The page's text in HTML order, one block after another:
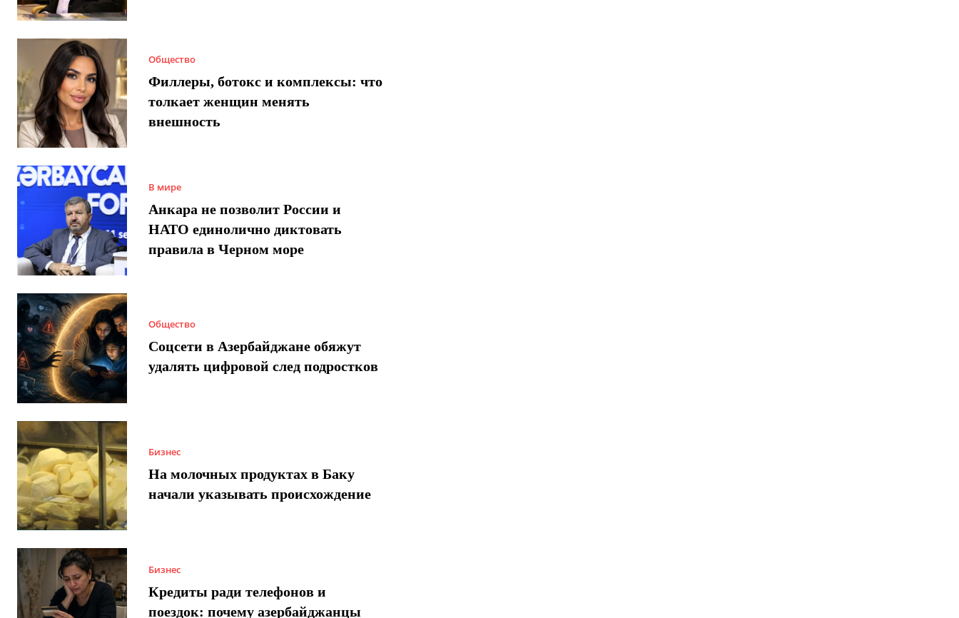
Общество
Филлеры, ботокс и комплексы: что
толкает женщин менять
внешность
В мире
Анкара не позволит России и
НАТО единолично диктовать
правила в Черном море
Общество
Соцсети в Азербайджане обяжут
удалять цифровой след подростков
Бизнес
На молочных продуктах в Баку
начали указывать происхождение
Бизнес
Кредиты ради телефонов и
поездок: почему азербайджанцы